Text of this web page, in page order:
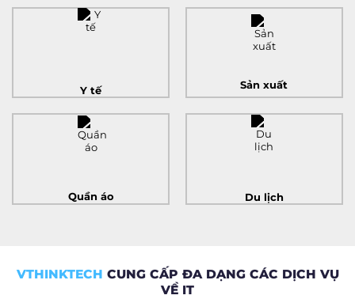
Y tế Sản xuất
Quần áo Du lịch
VTHINKTECH CUNG CẤP ĐA DẠNG CÁC DỊCH VỤ
VỀ IT